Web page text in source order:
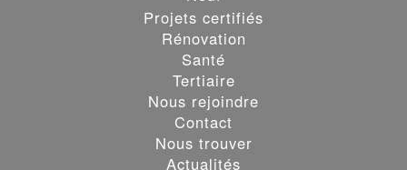
Les cookies assurent le bon fonctionnement de nos services.
En utilisant ces derniers, vous acceptez tacitement l'utilisation
en savoir Plus
OK
Projets certifiés
Rénovation
Santé
Tertiaire
Nous rejoindre
Contact
Nous trouver
Actualités